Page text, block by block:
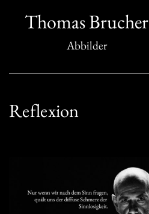
InhaltThomas Brucher
Abbilder
Reflexion